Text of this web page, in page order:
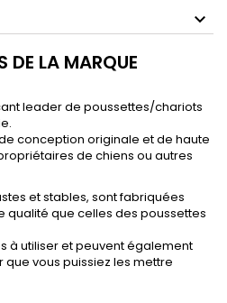
DE LA MARQUE
leader de poussettes/chariots
conception originale et de haute
de chiens ou autres
et stables, sont fabriquées
qualité que celles des poussettes
à utiliser et peuvent également
vous puissiez les mettre